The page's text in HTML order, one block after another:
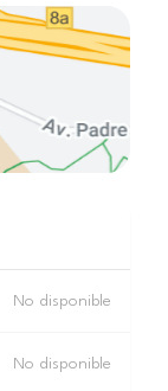
No disponible
No disponible